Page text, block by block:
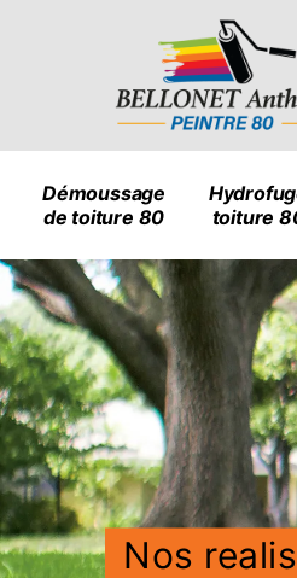
Démoussage
de toiture 80
toiture
Nos